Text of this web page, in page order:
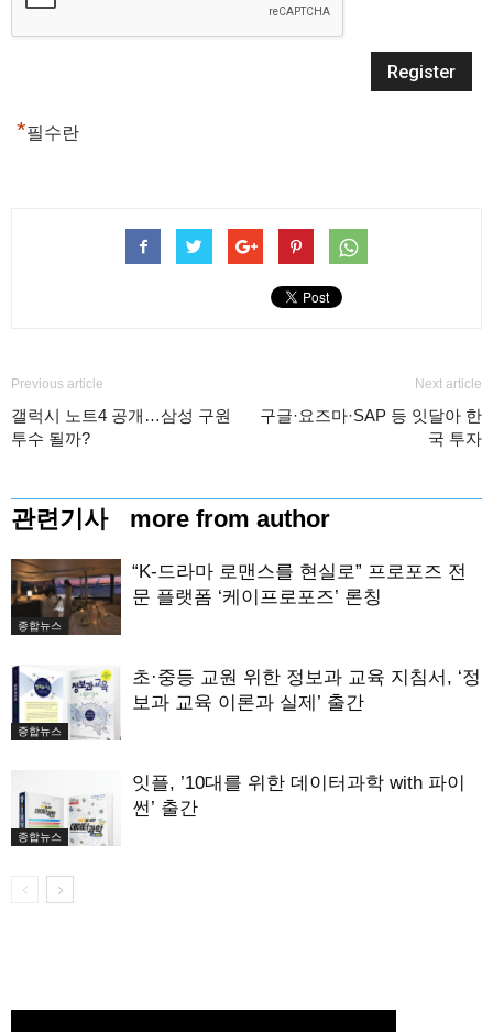
*필수란
Previous article
갤럭시 노트4 공개…삼성 구원
투수 될까?
Next article
구글·요즈마·SAP 등 잇달아 한
국 투자
관련기사 more from author
종합뉴스
“K-드라마 로맨스를 현실로” 프로포즈 전
문 플랫폼 ‘케이프로포즈’ 론칭
종합뉴스
초·중등 교원 위한 정보과 교육 지침서, ‘정
보과 교육 이론과 실제’ 출간
종합뉴스
잇플, ’10대를 위한 데이터과학 with 파이
썬’ 출간